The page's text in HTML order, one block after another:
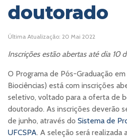
doutorado
Última Atualização: 20 Mai 2022
Inscrições estão abertas até dia 10
O Programa de Pós-Graduação
Biociências) está com inscrições
seletivo, voltado para a oferta de
doutorado. As inscrições deverão
de junho, através do Sistema de
UFCSPA. A seleção será realizada